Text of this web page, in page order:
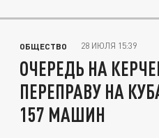
ОБЩЕСТВО 28 ИЮЛЯ 15:39
ОЧЕРЕДЬ НА
ПЕРЕПРАВУ НА
157 МАШИН